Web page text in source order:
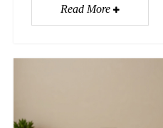
Read More